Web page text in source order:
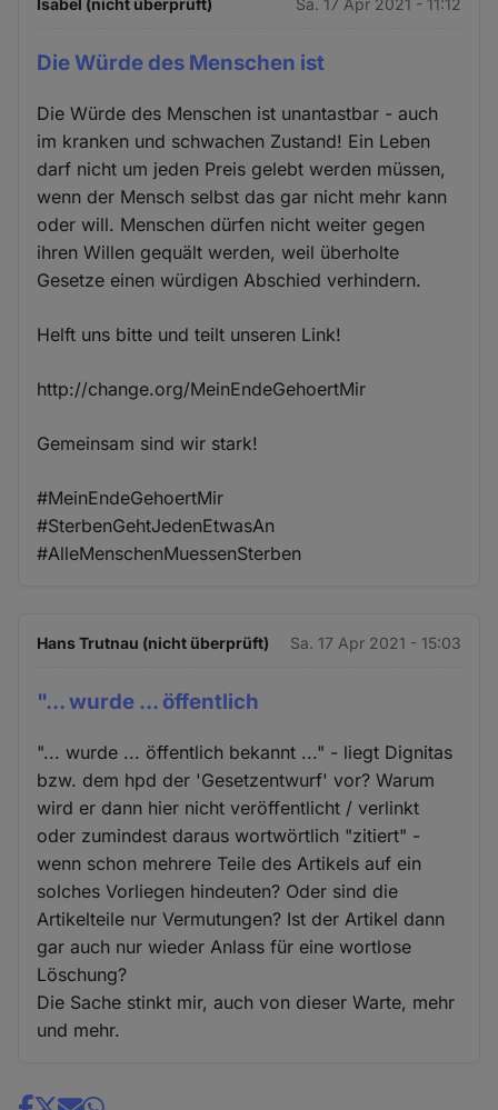
Isabel (nicht überprüft) Sa. 17 Apr 2021 - 11:12
Die Würde des Menschen ist
Die Würde des Menschen ist unantastbar - auch
im kranken und schwachen Zustand! Ein Leben
darf nicht um jeden Preis gelebt werden müssen,
wenn der Mensch selbst das gar nicht mehr kann
oder will. Menschen dürfen nicht weiter gegen
ihren Willen gequält werden, weil überholte
Gesetze einen würdigen Abschied verhindern.
Helft uns bitte und teilt unseren Link!
http://change.org/MeinEndeGehoertMir
Gemeinsam sind wir stark!
#MeinEndeGehoertMir
#SterbenGehtJedenEtwasAn
#AlleMenschenMuessenSterben
Hans Trutnau (nicht überprüft) Sa. 17 Apr 2021 - 15:03
"... wurde ... öffentlich
"... wurde ... öffentlich bekannt ..." - liegt Dignitas
bzw. dem hpd der 'Gesetzentwurf' vor? Warum
wird er dann hier nicht veröffentlicht / verlinkt
oder zumindest daraus wortwörtlich "zitiert" -
wenn schon mehrere Teile des Artikels auf ein
solches Vorliegen hindeuten? Oder sind die
Artikelteile nur Vermutungen? Ist der Artikel dann
gar auch nur wieder Anlass für eine wortlose
Löschung?
Die Sache stinkt mir, auch von dieser Warte, mehr
und mehr.